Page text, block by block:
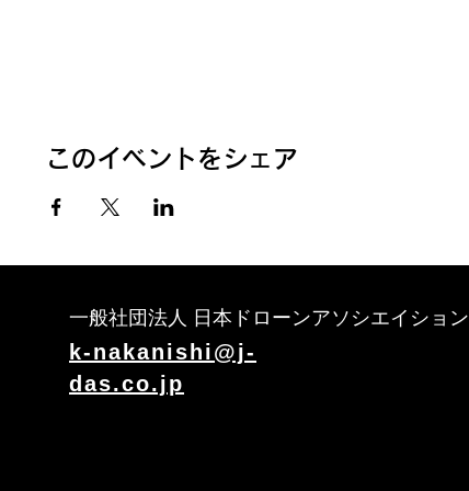
このイベントをシェア
一般社団法人 日本ドローンアソシエイション
k-nakanishi@j-
das.co.jp